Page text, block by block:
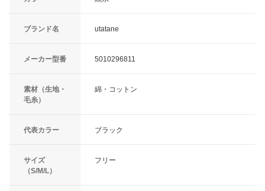
ブランド名 utatane
メーカー型番 5010296811
素材（生地・
毛糸）
綿・コットン
代表カラー ブラック
サイズ
（S/M/L）
フリー